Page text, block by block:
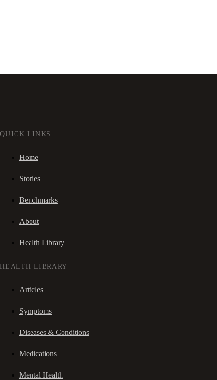
QUICK LINKS
Home
Stories
Benchmarks
About
Health Library
HEALTH LIBRARY
Articles
Symptoms
Diseases & Conditions
Medications
Mental Health